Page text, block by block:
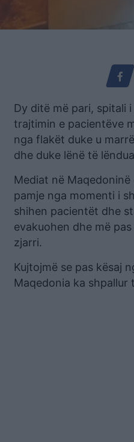
Dy ditë më pari, spitali
trajtimin e pacientëve
nga flakët duke u
dhe duke lënë të
Mediat në
pamje nga momenti i
shihen pacientët dhe
evakuohen dhe më
zjarri.
Kujtojmë se pas kësaj
Maqedonia ka shpallur